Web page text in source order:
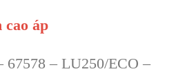
cao áp
67578 – LU250/ECO –